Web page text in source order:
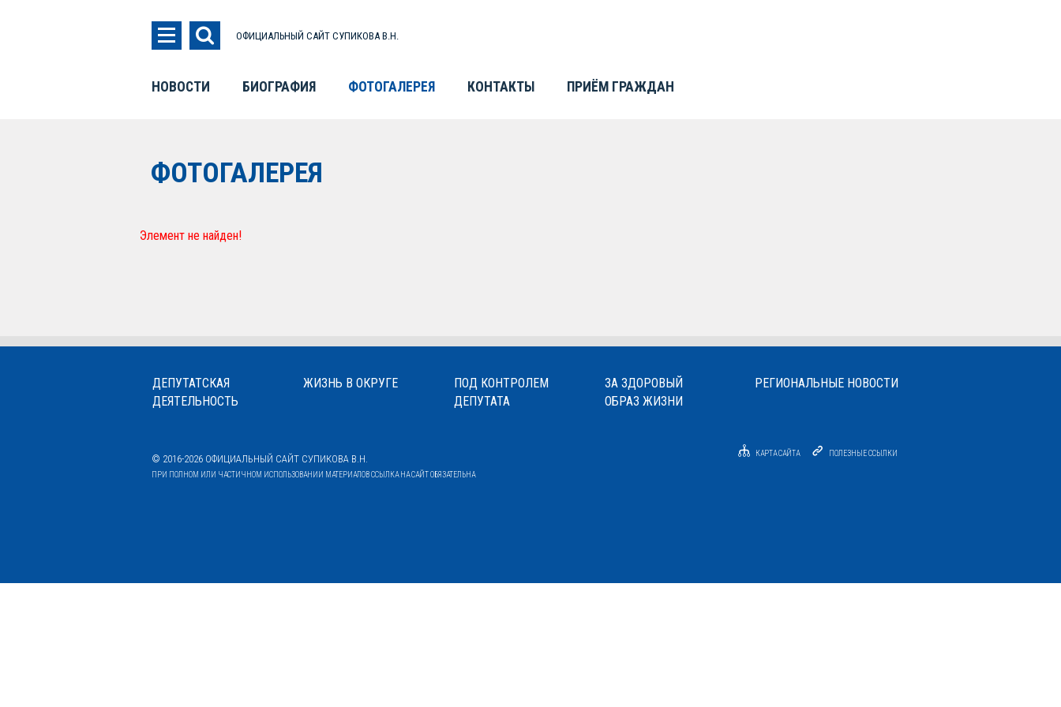
ОФИЦИАЛЬНЫЙ САЙТ СУПИКОВА В.Н.
НОВОСТИ БИОГРАФИЯ ФОТОГАЛЕРЕЯ КОНТАКТЫ ПРИЁМ ГРАЖДАН
ФОТОГАЛЕРЕЯ
Элемент не найден!
ДЕПУТАТСКАЯ
ДЕЯТЕЛЬНОСТЬ
ЖИЗНЬ В ОКРУГЕ
ПОД КОНТРОЛЕМ
ДЕПУТАТА
ЗА ЗДОРОВЫЙ
ОБРАЗ ЖИЗНИ
РЕГИОНАЛЬНЫЕ НОВОСТИ
© 2016-2026 ОФИЦИАЛЬНЫЙ САЙТ СУПИКОВА В.Н.
ПРИ ПОЛНОМ ИЛИ ЧАСТИЧНОМ ИСПОЛЬЗОВАНИИ МАТЕРИАЛОВ ССЫЛКА НА САЙТ ОБЯЗАТЕЛЬНА
КАРТА САЙТА ПОЛЕЗНЫЕ ССЫЛКИ